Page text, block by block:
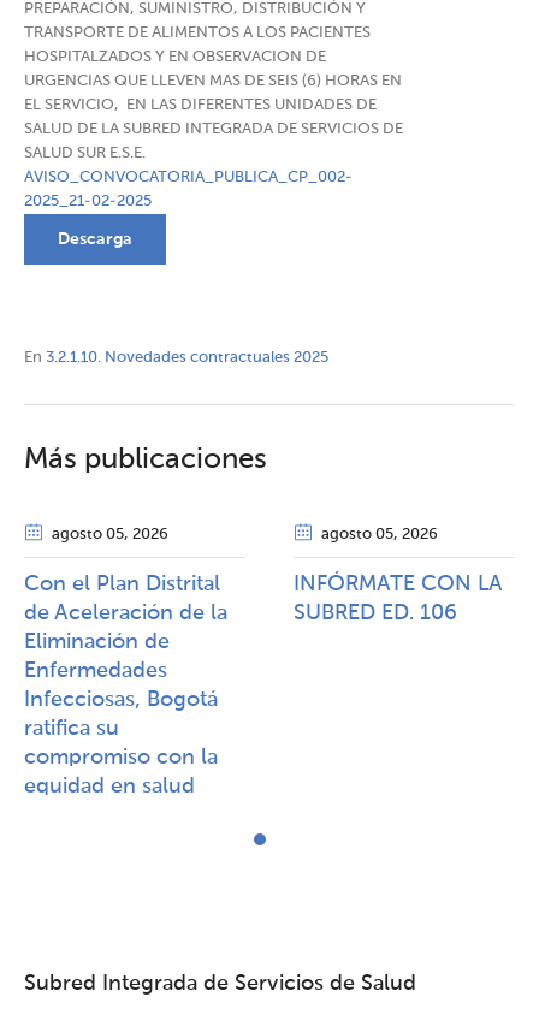
PREPARACIÓN, SUMINISTRO, DISTRIBUCIÓN Y
TRANSPORTE DE ALIMENTOS A LOS PACIENTES
HOSPITALZADOS Y EN OBSERVACION DE
URGENCIAS QUE LLEVEN MAS DE SEIS (6) HORAS EN
EL SERVICIO, EN LAS DIFERENTES UNIDADES DE
SALUD DE LA SUBRED INTEGRADA DE SERVICIOS DE
SALUD SUR E.S.E.
AVISO_CONVOCATORIA_PUBLICA_CP_002-
2025_21-02-2025
Descarga
En 3.2.1.10. Novedades contractuales 2025
Más publicaciones
agosto 05, 2026
Con el Plan Distrital
de Aceleración de la
Eliminación de
Enfermedades
Infecciosas, Bogotá
ratifica su
compromiso con la
equidad en salud
agosto 05, 2026
INFÓRMATE CON LA
SUBRED ED. 106
Subred Integrada de Servicios de Salud